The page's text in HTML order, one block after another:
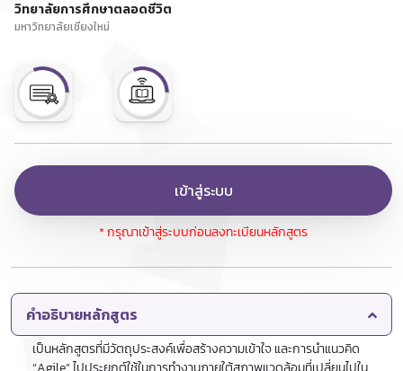
คำอธิบายหลักสูตร
เป็นหลักสูตรที่มีวัตถุประสงค์เพื่อสร้างความเข้าใจ และการนำแนวคิด
วิทยาลัยการศึกษาตลอดชีวิต
มหาวิทยาลัยเชียงใหม่
เข้าสู่ระบบ
* กรุณาเข้าสู่ระบบก่อนลงทะเบียนหลักสูตร